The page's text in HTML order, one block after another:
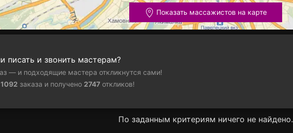
Показать массажистов на карте
писать и звонить мастерам?
— и подходящие мастера откликнутся сами!
1092 заказа и получено 2747 откликов!
По заданным критериям ничего не найдено.